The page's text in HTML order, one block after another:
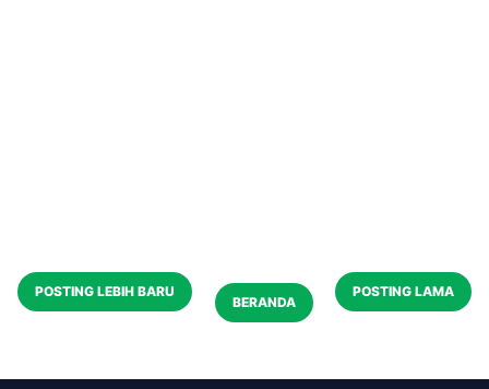
POSTING LEBIH BARU POSTING LAMA
BERANDA